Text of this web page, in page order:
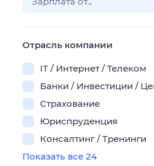
Отрасль компании
IT / Интернет / Телеком
Банки / Инвестиции /
Страхование
Юриспруденция
Консалтинг / Тренинги
Показать все 24